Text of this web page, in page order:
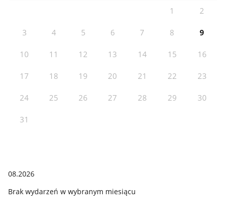
1 2
3 4 5 6 7 8 9
10 11 12 13 14 15 16
17 18 19 20 21 22 23
24 25 26 27 28 29 30
31
08.2026
Brak wydarzeń w wybranym miesiącu